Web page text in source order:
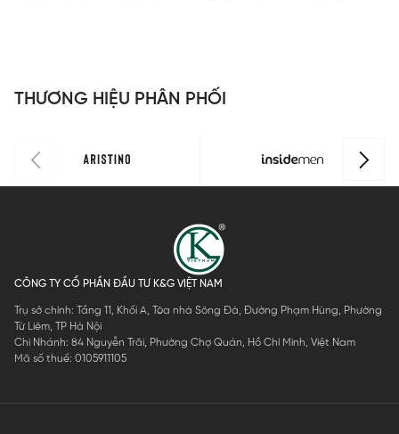
3
THƯƠNG HIỆU PHÂN PHỐI
CÔNG TY CỔ PHẦN ĐẦU TƯ K&G VIỆT NAM
Trụ sở chính: Tầng 11, Khối A, Tòa nhà Sông Đà, Đường Phạm Hùng, Phường
Từ Liêm, TP Hà Nội
Chi Nhánh: 84 Nguyễn Trãi, Phường Chợ Quán, Hồ Chí Minh, Việt Nam
Mã số thuế: 0105911105